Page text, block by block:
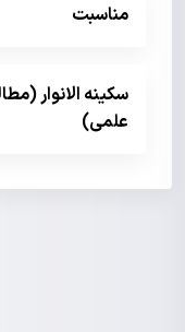
مناسبت
سکینه الانوار
علمی)